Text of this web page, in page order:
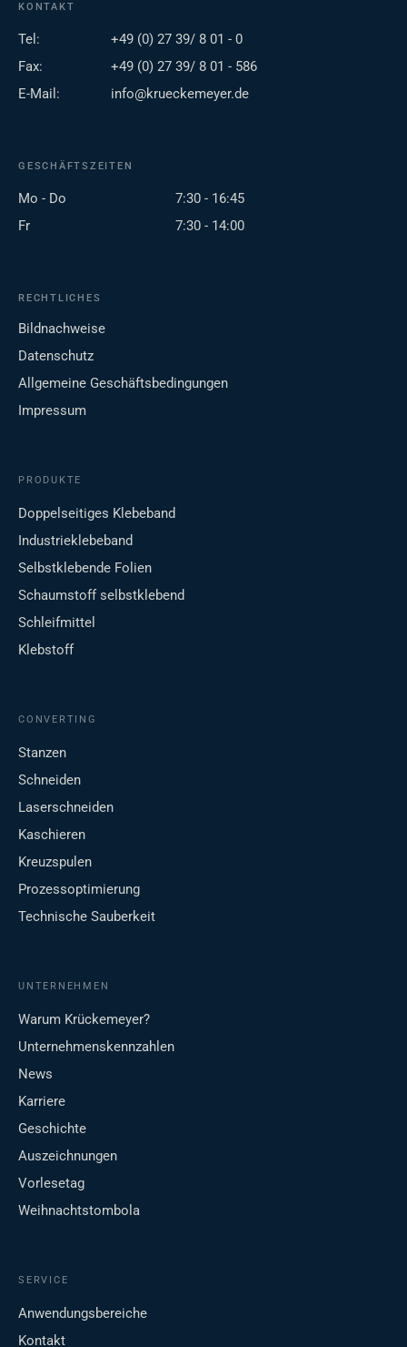
KONTAKT
Tel:
+49 (0) 27 39/ 8 01 - 0
Fax:
+49 (0) 27 39/ 8 01 - 586
E-Mail:
info@krueckemeyer.de
GESCHÄFTSZEITEN
Mo - Do
7:30 - 16:45
Fr
7:30 - 14:00
RECHTLICHES
Bildnachweise
Datenschutz
Allgemeine Geschäftsbedingungen
Impressum
PRODUKTE
Doppelseitiges Klebeband
Industrieklebeband
Selbstklebende Folien
Schaumstoff selbstklebend
Schleifmittel
Klebstoff
CONVERTING
Stanzen
Schneiden
Laserschneiden
Kaschieren
Kreuzspulen
Prozessoptimierung
Technische Sauberkeit
UNTERNEHMEN
Warum Krückemeyer?
Unternehmenskennzahlen
News
Karriere
Geschichte
Auszeichnungen
Vorlesetag
Weihnachtstombola
SERVICE
Anwendungsbereiche
Kontakt